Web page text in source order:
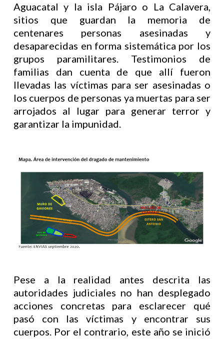
Aguacatal y la isla Pájaro o La Calavera,
sitios que guardan la memoria de
centenares personas asesinadas y
desaparecidas en forma sistemática por los
grupos paramilitares. Testimonios de
familias dan cuenta de que allí fueron
llevadas las víctimas para ser asesinadas o
los cuerpos de personas ya muertas para ser
arrojados al lugar para generar terror y
garantizar la impunidad.
Pese a la realidad antes descrita las
autoridades judiciales no han desplegado
acciones concretas para esclarecer qué
pasó con las víctimas y encontrar sus
cuerpos. Por el contrario, este año se inició